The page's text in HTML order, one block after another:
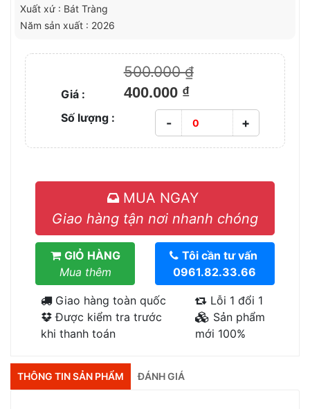
Xuất xứ : Bát Tràng
Năm sản xuất : 2026
500.000 ₫
Giá : 400.000 ₫
Số lượng : - +
MUA NGAY
Giao hàng tận nơi nhanh chóng
GIỎ HÀNG
Mua thêm
Tôi cần tư vấn
0961.82.33.66
Giao hàng toàn quốc
Được kiểm tra trước
khi thanh toán
Lỗi 1 đổi 1
Sản phẩm
mới 100%
THÔNG TIN SẢN PHẨM ĐÁNH GIÁ